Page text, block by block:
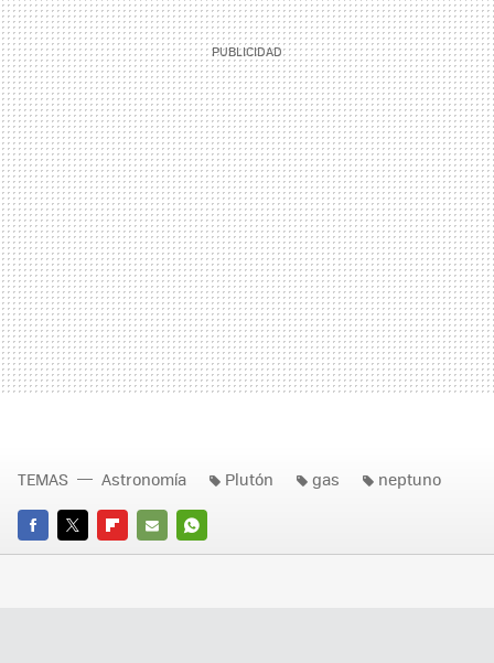
FACEBOOK
TWITTERFLIPBOARD
E-
WHATSAPP
TEMAS Astronomía Plutón gas neptuno